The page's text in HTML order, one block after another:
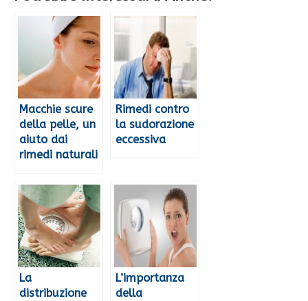
Macchie scure
della pelle, un
aiuto dai
rimedi naturali
Rimedi contro
la sudorazione
eccessiva
La
distribuzione
L’importanza
della